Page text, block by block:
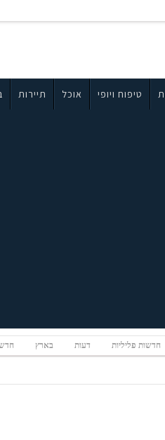
טיפוח ויופי אוכל תיירות
חדשות פליליות דעות בארץ